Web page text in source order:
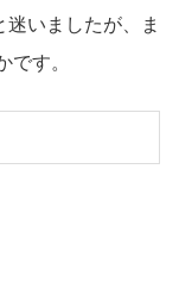
いましたが、ま
です。